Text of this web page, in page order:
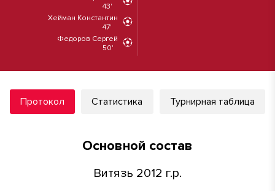
43'
Хейман Константин
47'
Федоров Сергей
50'
Протокол Статистика Турнирная таблица
Основной состав
Витязь 2012 г.р.